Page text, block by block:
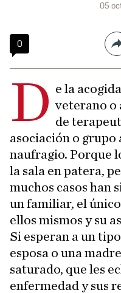
05
0
D e la
veterano o
de
asociación o grupo
naufragio. Porque
la sala en patera,
muchos casos han
un familiar, el
ellos mismos y su
Si esperan a un
esposa o una
saturado, que les
enfermedad y sus